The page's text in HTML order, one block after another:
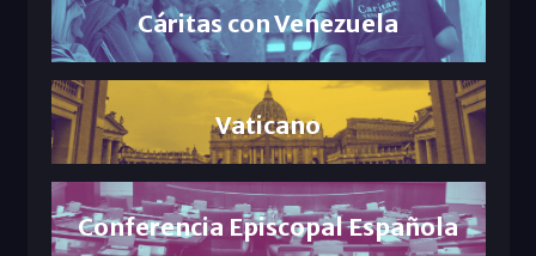
Cáritas con Venezuela
Vaticano
Conferencia Episcopal Española